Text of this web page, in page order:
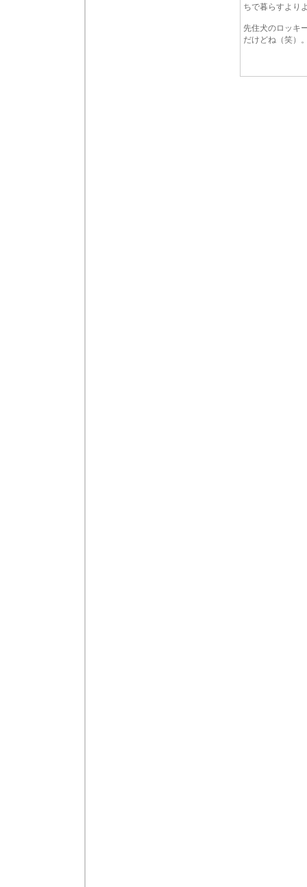
ちで暮らすより
先住犬のロッキ
だけどね（笑）